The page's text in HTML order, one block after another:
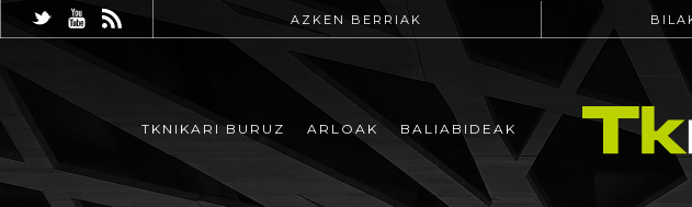
AZKEN BERRIAK
TKNIKARI BURUZ ARLOAK BALIABIDEAK